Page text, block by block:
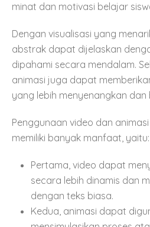
minat dan motivasi belajar
Dengan visualisasi yang
abstrak dapat dijelaskan
dipahami secara mendalam.
animasi juga dapat
yang lebih menyenangkan dan
Penggunaan video dan
memiliki banyak manfaat, yaitu:
Pertama, video dapat
secara lebih dinamis dan
dengan teks biasa.
Kedua, animasi dapat